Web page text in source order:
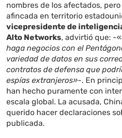
nombres de los afectados,
afincada en territorio
vicepresidente de
Alto Networks, advirtió que: -«
haga negocios con el
variedad de datos en sus
contratos de defensa que
espías extranjeros»-. En
han hecho puramente con
escala global. La acusada,
querido hacer declaraciones
publicada.